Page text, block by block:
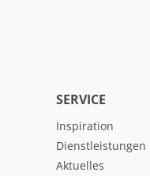
SERVICE
Inspiration
Dienstleistungen
Aktuelles